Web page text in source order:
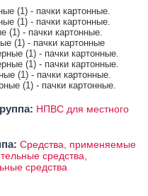
(1) - пачки картонные.
(1) - пачки картонные.
(1) - пачки картонные.
(1) - пачки картонные
(1) - пачки картонные.
(1) - пачки картонные.
(1) - пачки картонные.
(1) - пачки картонные.
НПВС для местного
Средства, применяемые
средства,
средства